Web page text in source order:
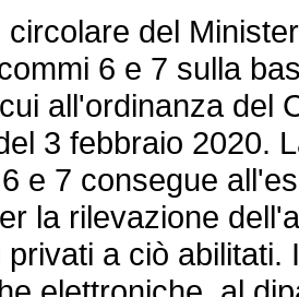
del
6 e 7 sulla
all'ordinanza del
3 febbraio 2020.
e 7 consegue
la rilevazione
a ciò